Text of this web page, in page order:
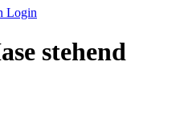
Login
stehend